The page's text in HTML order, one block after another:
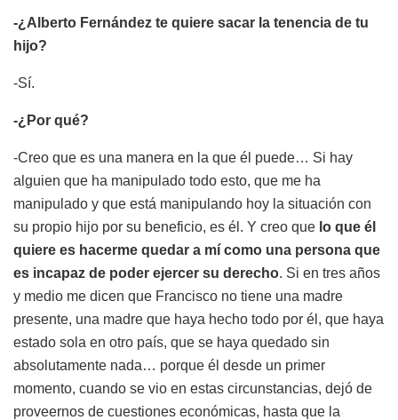
-¿Alberto Fernández te quiere sacar la tenencia de tu
hijo?
-Sí.
-¿Por qué?
-Creo que es una manera en la que él puede… Si hay
alguien que ha manipulado todo esto, que me ha
manipulado y que está manipulando hoy la situación con
su propio hijo por su beneficio, es él. Y creo que lo que él
quiere es hacerme quedar a mí como una persona que
es incapaz de poder ejercer su derecho. Si en tres años
y medio me dicen que Francisco no tiene una madre
presente, una madre que haya hecho todo por él, que haya
estado sola en otro país, que se haya quedado sin
absolutamente nada… porque él desde un primer
momento, cuando se vio en estas circunstancias, dejó de
proveernos de cuestiones económicas, hasta que la